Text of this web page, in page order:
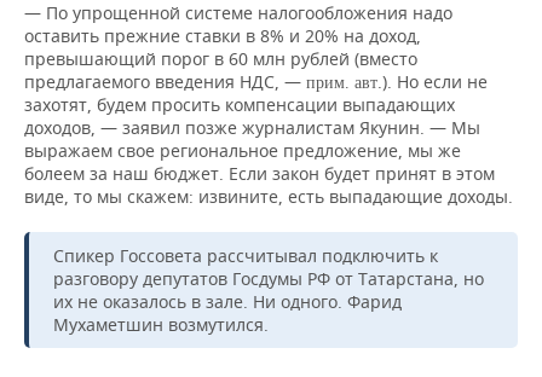
— По упрощенной системе налогообложения надо
оставить прежние ставки в 8% и 20% на доход,
превышающий порог в 60 млн рублей (вместо
предлагаемого введения НДС, — прим. авт.). Но если не
захотят, будем просить компенсации выпадающих
доходов, — заявил позже журналистам Якунин. — Мы
выражаем свое региональное предложение, мы же
болеем за наш бюджет. Если закон будет принят в этом
виде, то мы скажем: извините, есть выпадающие доходы.
Спикер Госсовета рассчитывал подключить к
разговору депутатов Госдумы РФ от Татарстана, но
их не оказалось в зале. Ни одного. Фарид
Мухаметшин возмутился.